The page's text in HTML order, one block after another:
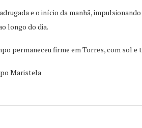
e o início da manhã,
longo do dia.
permaneceu firme em Torres, com sol
Maristela